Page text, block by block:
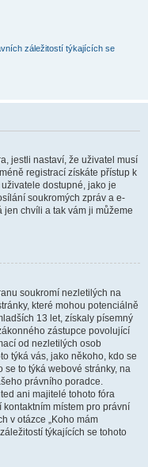
záležitostí týkajících se
jestli nastaví, že uživatel musí
registrací získáte přístup k
dostupné, jako je
soukromých zpráv a e-
jen chvíli a tak vám ji můžeme
soukromí nezletilých na
které mohou potenciálně
13 let, získaly písemný
zástupce povolující
od nezletilých osob
týká vás, jako někoho, kdo se
to týká webové stránky, na
právního poradce.
ani majitelé tohoto fóra
místem pro právní
v otázce „Koho mám
týkajících se tohoto